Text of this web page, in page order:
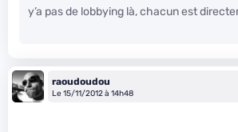
y’a pas de lobbying là, chacun est
raoudoudou
Le 15/11/2012 à 14h48